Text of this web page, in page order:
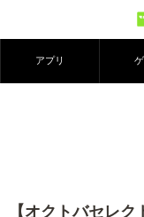
アプリ
【オクトバセレ